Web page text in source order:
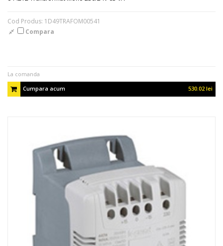
Cod Produs: 1D49TRAFOM00541
Compara
La comanda
Cumpara acum
530.02 lei